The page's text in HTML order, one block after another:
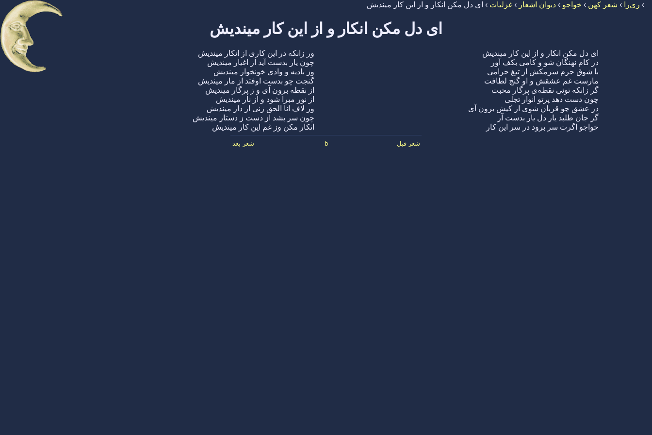
› ری‌را › شعر کهن › خواجو › دیوان اشعار › غزلیات › ای دل مکن انکار و از این کار میندیش
ای دل مکن انکار و از این کار میندیش
ای دل مکن انکار و از این کار میندیش
ور زانکه در این کاری از انکار میندیش
در کام نهنگان شو و کامی بکف آور
چون یار بدست آید از اغیار میندیش
با شوق حرم سرمکش از تیغ حرامی
وز بادیه و وادی خونخوار میندیش
مارست غم عشقش و او گنج لطافت
گنجت چو بدست اوفتد از مار میندیش
گر زانکه توئی نقطه‌ی پرگار محبت
از نقطه برون آی و ز پرگار میندیش
چون دست دهد پرتو انوار تجلی
از نور مبرا شود و از نار میندیش
در عشق چو قربان شوی از کیش برون آی
ور لاف انا الحق زنی از دار میندیش
گر جان طلبد یار دل یار بدست آر
چون سر بشد از دست ز دستار میندیش
خواجو اگرت سر برود در سر این کار
انکار مکن وز غم این کار میندیش
شعر قبل b شعر بعد